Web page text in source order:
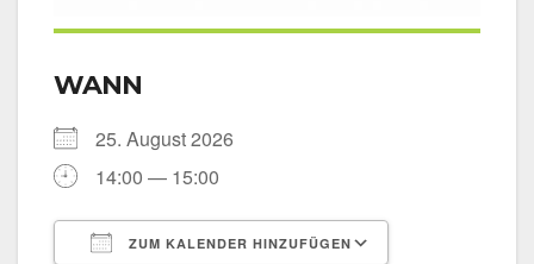
WANN
25. August 2026
14:00 — 15:00
ZUM KALENDER HINZUFÜGEN